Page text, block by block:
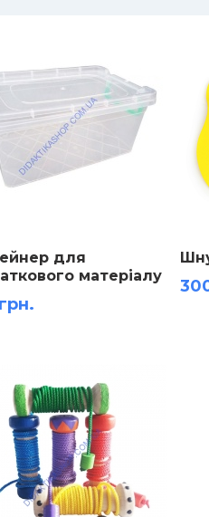
для
матеріалу